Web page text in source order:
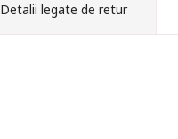
Detalii legate de retur